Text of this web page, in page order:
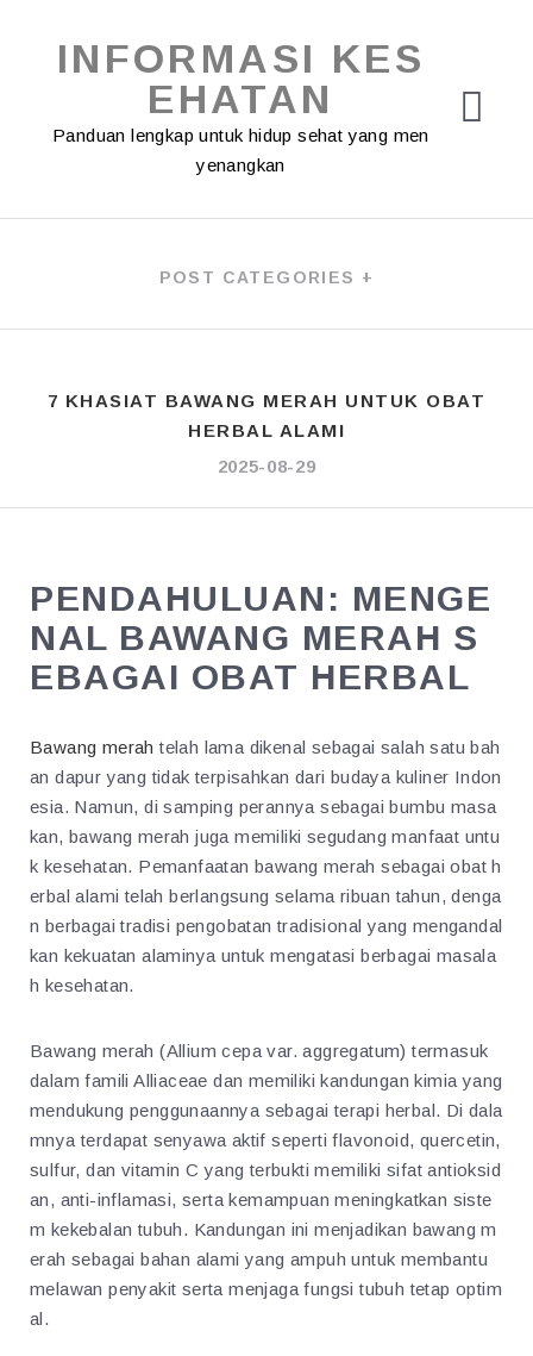
contentINFORMASI KES
EHATAN
Panduan lengkap untuk hidup sehat yang men
yenangkan
POST CATEGORIES +
7 KHASIAT BAWANG MERAH UNTUK OBAT
HERBAL ALAMI
2025-08-29
PENDAHULUAN: MENGE
NAL BAWANG MERAH S
EBAGAI OBAT HERBAL
Bawang merah telah lama dikenal sebagai salah satu bah
an dapur yang tidak terpisahkan dari budaya kuliner Indon
esia. Namun, di samping perannya sebagai bumbu masa
kan, bawang merah juga memiliki segudang manfaat untu
k kesehatan. Pemanfaatan bawang merah sebagai obat h
erbal alami telah berlangsung selama ribuan tahun, denga
n berbagai tradisi pengobatan tradisional yang mengandal
kan kekuatan alaminya untuk mengatasi berbagai masala
h kesehatan.
Bawang merah (Allium cepa var. aggregatum) termasuk
dalam famili Alliaceae dan memiliki kandungan kimia yang
mendukung penggunaannya sebagai terapi herbal. Di dala
mnya terdapat senyawa aktif seperti flavonoid, quercetin,
sulfur, dan vitamin C yang terbukti memiliki sifat antioksid
an, anti-inflamasi, serta kemampuan meningkatkan siste
m kekebalan tubuh. Kandungan ini menjadikan bawang m
erah sebagai bahan alami yang ampuh untuk membantu
melawan penyakit serta menjaga fungsi tubuh tetap optim
al.